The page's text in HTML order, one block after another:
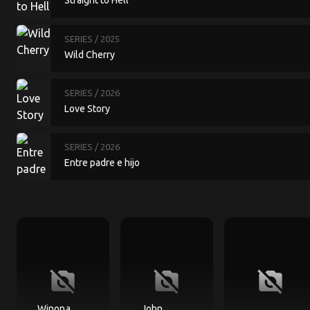
SERIES / 2025
Wild Cherry
SERIES / 2026
Love Story
SERIES / 2026
Entre padre e hijo
no_photography no_photography no_photography